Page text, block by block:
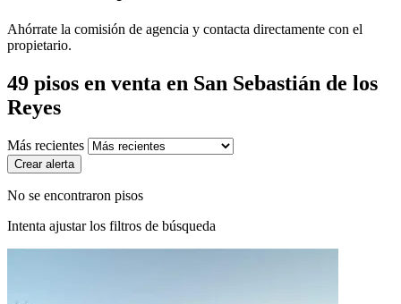
Ahórrate la comisión de agencia y contacta directamente con el
propietario.
49 pisos en venta en San Sebastián de los
Reyes
Más recientes
Crear alerta
No se encontraron pisos
Intenta ajustar los filtros de búsqueda